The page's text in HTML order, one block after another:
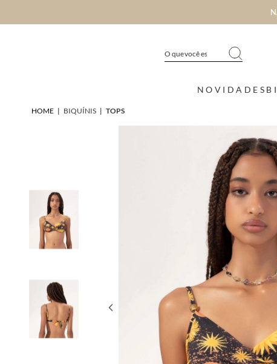
NOVIDADES
HOME | BIQUÍNIS | TOPS